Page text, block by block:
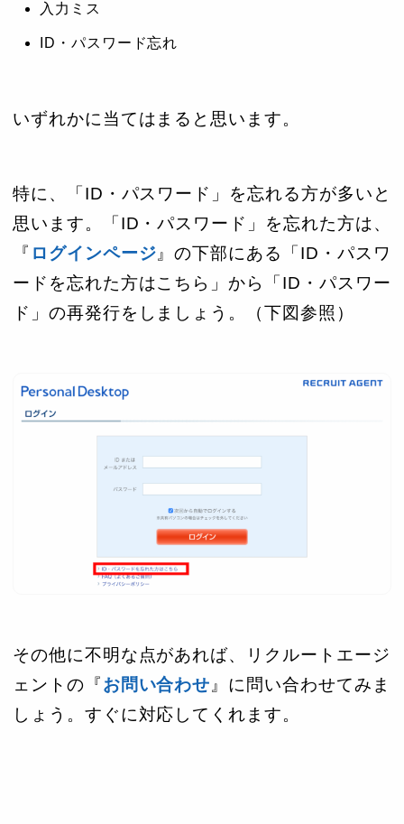
入力ミス
ID・パスワード忘れ
いずれかに当てはまると思います。
特に、「ID・パスワード」を忘れる方が多いと
思います。「ID・パスワード」を忘れた方は、
『 ログインページ 』の下部にある「ID・パスワ
ードを忘れた方はこちら」から「ID・パスワー
ド」の再発行をしましょう。（下図参照）
その他に不明な点があれば、リクルートエージ
ェントの『お問い合わせ 』に問い合わせてみま
しょう。すぐに対応してくれます。